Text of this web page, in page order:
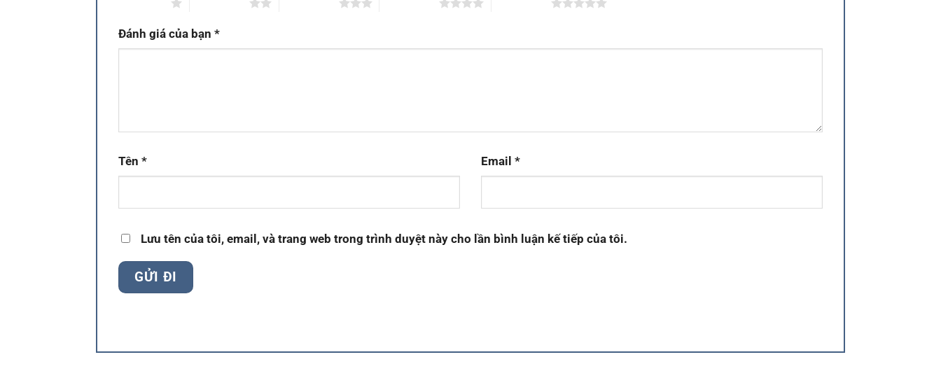
Đánh giá của bạn *
Tên * Email *
Lưu tên của tôi, email, và trang web trong trình duyệt này cho lần bình luận kế tiếp của tôi.